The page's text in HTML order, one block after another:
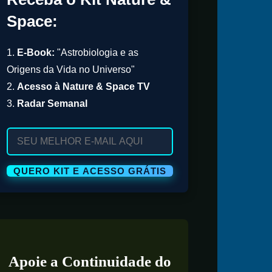
Space:
1. E-Book: "Astrobiologia e as
Origens da Vida no Universo"
2. Acesso à Nature & Space TV
3. Radar Semanal
Apoie a Continuidade do